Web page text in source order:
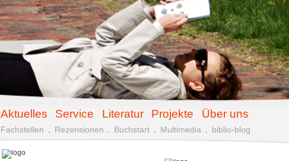
Aktuelles Service Literatur Projekte Über uns
Fachstellen Rezensionen Buchstart Multimedia biblio-blog